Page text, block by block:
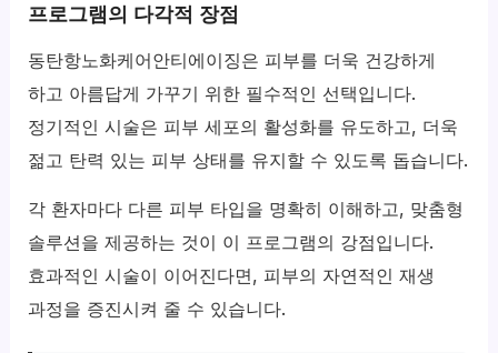
프로그램의 다각적 장점
동탄항노화케어안티에이징은 피부를 더욱 건강하게
하고 아름답게 가꾸기 위한 필수적인 선택입니다.
정기적인 시술은 피부 세포의 활성화를 유도하고, 더욱
젊고 탄력 있는 피부 상태를 유지할 수 있도록 돕습니다.
각 환자마다 다른 피부 타입을 명확히 이해하고, 맞춤형
솔루션을 제공하는 것이 이 프로그램의 강점입니다.
효과적인 시술이 이어진다면, 피부의 자연적인 재생
과정을 증진시켜 줄 수 있습니다.